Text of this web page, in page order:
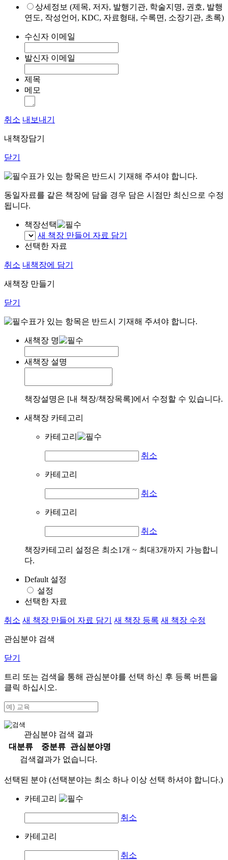
상세정보 (제목, 저자, 발행기관, 학술지명, 권호, 발행
연도, 작성언어, KDC, 자료형태, 수록면, 소장기관, 초록)
수신자 이메일
발신자 이메일
제목
메모
취소 내보내기
내책장담기
닫기
표가 있는 항목은 반드시 기재해 주셔야 합니다.
동일자료를 같은 책장에 담을 경우 담은 시점만 최신으로 수정
됩니다.
책장선택
새 책장 만들어 자료 담기
선택한 자료
취소 내책장에 담기
새책장 만들기
닫기
표가 있는 항목은 반드시 기재해 주셔야 합니다.
새책장 명
새책장 설명
책장설명은 [내 책장/책장목록]에서 수정할 수 있습니다.
새책장 카테고리
카테고리
취소
카테고리
취소
카테고리
취소
책장카테고리 설정은 최소1개 ~ 최대3개까지 가능합니
다.
Default 설정
설정
선택한 자료
취소 새 책장 만들어 자료 담기 새 책장 등록 새 책장 수정
관심분야 검색
닫기
트리 또는 검색을 통해 관심분야를 선택 하신 후 등록 버튼을
클릭 하십시오.
관심분야 검색 결과
대분류
중분류
관심분야명
검색결과가 없습니다.
선택된 분야 (선택분야는 최소 하나 이상 선택 하셔야 합니다.)
카테고리
취소
카테고리
취소